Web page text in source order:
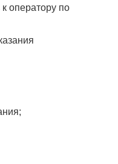
оператору по